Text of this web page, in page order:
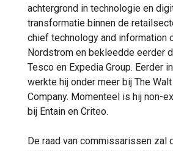
achtergrond in technologie en
transformatie binnen de
chief technology and information
Nordstrom en bekleedde eerder
Tesco en Expedia Group. Eerder
werkte hij onder meer bij The
Company. Momenteel is hij non-
bij Entain en Criteo.
De raad van commissarissen zal